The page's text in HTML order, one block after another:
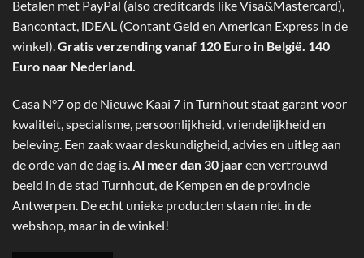
Betalen met PayPal (also creditcards like Visa&Mastercard),
Bancontact, iDEAL (Contant Geld en American Express in de
winkel).Gratis verzending vanaf 120 Euro in België. 140
Euro naar Nederland.
Casa N°7 op de Nieuwe Kaai 7 in Turnhout staat garant voor
kwaliteit, specialisme, persoonlijkheid, vriendelijkheid en
beleving. Een zaak waar deskundigheid, advies en uitleg aan
de orde van de dag is. Al meer dan 30 jaareen vertrouwd
beeld in de stad Turnhout, de Kempen en de provincie
Antwerpen. De echt unieke producten staan niet in de
webshop, maar in de winkel!